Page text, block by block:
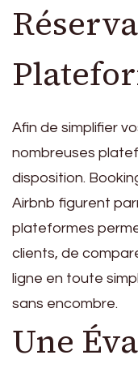
Afin de simplifier
nombreuses
disposition.
Airbnb figurent
plateformes
clients, de
ligne en toute
sans encombre.
Une